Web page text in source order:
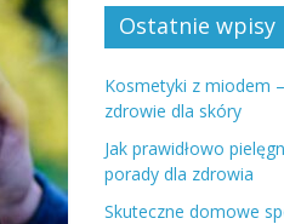
Ostatnie wpisy
Kosmetyki z miodem
zdrowie dla skóry
Jak prawidłowo
porady dla zdrowia
Skuteczne domowe